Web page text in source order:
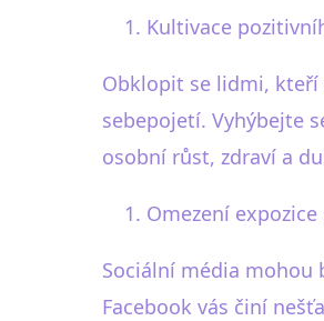
Kultivace
Obklopit se lidmi, kteří
sebepojetí. Vyhýbejte
osobní růst, zdraví a
Omezení
Sociální média mohou
Facebook vás činí